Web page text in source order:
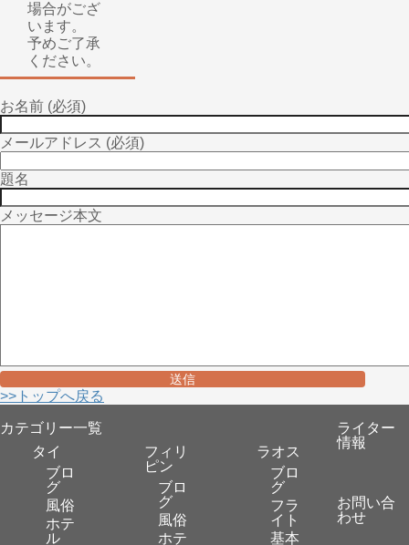
場合がござ
います。
予めご了承
ください。
お名前 (必須)
メールアドレス (必須)
題名
メッセージ本文
>>トップへ戻る
カテゴリー一覧
タイ
ブロ
グ
風俗
ホテ
ル
フィリ
ピン
ブロ
グ
風俗
ホテ
ラオス
ブロ
グ
フラ
イト
基本
ライター
情報
お問い合
わせ